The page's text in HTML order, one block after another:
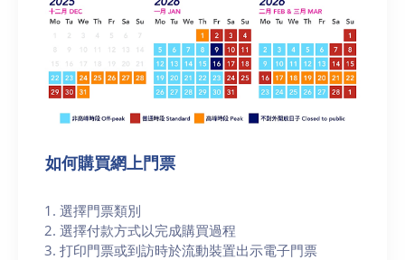
如何購買網上門票
選擇門票類別
選擇付款方式以完成購買過程
打印門票或到訪時於流動裝置出示電子門票